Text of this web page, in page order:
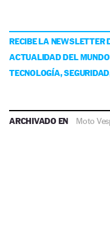
RECIBE LA NEWSLETTER
ACTUALIDAD DEL
TECNOLOGÍA,
ARCHIVADO EN Moto